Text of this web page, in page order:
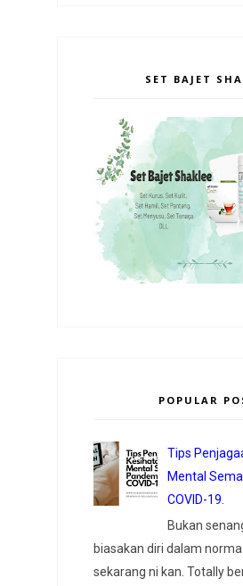
SET BAJET
POPULAR
Tips
Mental
COVID-19.
Bukan
biasakan diri dalam
sekarang ni kan. Totally